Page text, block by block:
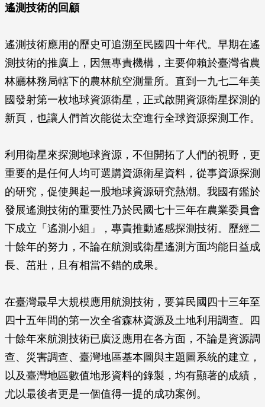
遙測技術的回顧
遙測技術應用的歷史可追溯至民國四十年代。早期在遙
測技術的推廣上，因無專責機構，主要仰賴於臺灣省農
林廳林務局轄下的農林航空測量所。直到一九七二年美
國發射第一枚地球資源衛星，正式啟開資源衛星探測的
新頁，也讓人們首次能從太空進行全球資源探測工作。
利用衛星來探測地球資源，不但開拓了人們的視野，更
重要的是任何人均可選購資源衛星資料，從事資源探測
的研究，促使興起一股地球資源研究熱潮。我國有鑑於
發展遙測技術的重要性乃於民國七十三年在農業委員會
下成立「遙測小組」，專責推動遙感探測技術。歷經二
十餘年的努力，不論在航測或衛星遙測方面均能日益成
長、茁壯，且有相當不錯的成果。
在臺灣最早大規模應用航測技術，要算民國四十三年至
四十五年間的第一次全省森林資源及土地利用調查。四
十餘年來航測技術已廣泛應用在各方面，不論是資源調
查、災害調查、臺灣地區基本圖與主題圖系統的建立，
以及臺灣地區數值地形資料的錄製，均有顯著的成績，
尤以最後者更是一個值得一提的成功案例。